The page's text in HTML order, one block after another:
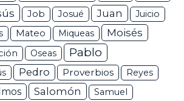
Job Josué Juan
Juicio
Mateo Miqueas Moisés
Oseas Pablo
Pedro Proverbios Reyes
Salomón
Samuel